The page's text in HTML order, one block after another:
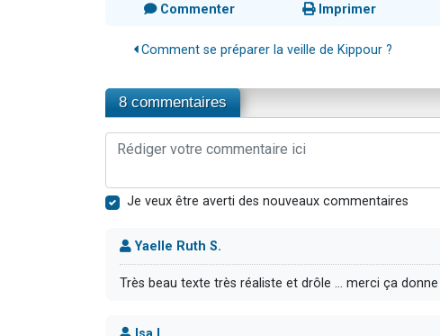
Commenter Imprimer
Comment se préparer la veille de Kippour ?
8 commentaires
Je veux être averti des nouveaux commentaires
Yaelle Ruth S.
Très beau texte très réaliste et drôle … merci ça